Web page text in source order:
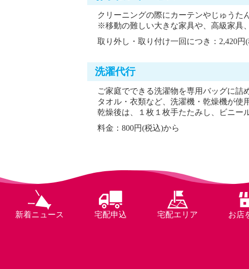
クリーニングの際にカーテンやじゅうた
※移動の難しい大きな家具や、高級家具
取り外し・取り付け一回につき：2,420円
洗濯代行
ご家庭でできる洗濯物を専用バッグに詰
タオル・衣類など、洗濯機・乾燥機が使
乾燥後は、１枚１枚手たたみし、ビニー
料金：800円(税込)から
新着ニュース 宅配申込 宅配エリア お店